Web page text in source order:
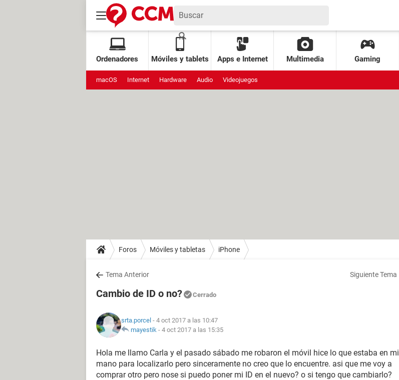
Ordenadores Móviles y tablets Apps e Internet Multimedia Gaming
macOS Internet Hardware Audio Videojuegos
Foros Móviles y tabletas iPhone
Tema Anterior Siguiente Tema
Cambio de ID o no? Cerrado
srta.porcel - 4 oct 2017 a las 10:47
mayestik - 4 oct 2017 a las 15:35
Hola me llamo Carla y el pasado sábado me robaron el móvil hice lo que estaba en mi
mano para localizarlo pero sinceramente no creo que lo encuentre. asi que me voy a
comprar otro pero nose si puedo poner mi ID en el nuevo? o si tengo que cambiarlo?